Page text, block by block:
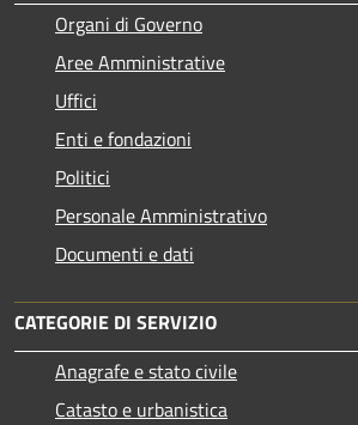
Organi di Governo
Aree Amministrative
Uffici
Enti e fondazioni
Politici
Personale Amministrativo
Documenti e dati
CATEGORIE DI SERVIZIO
Anagrafe e stato civile
Catasto e urbanistica